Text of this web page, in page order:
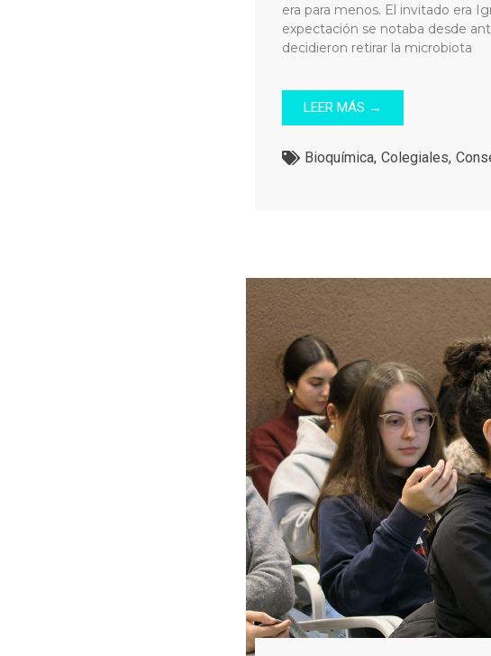
era para menos. El invitado era
expectación se notaba desde
decidieron retirar la microbiota
LEER MÁS →
Bioquímica, Colegiales,